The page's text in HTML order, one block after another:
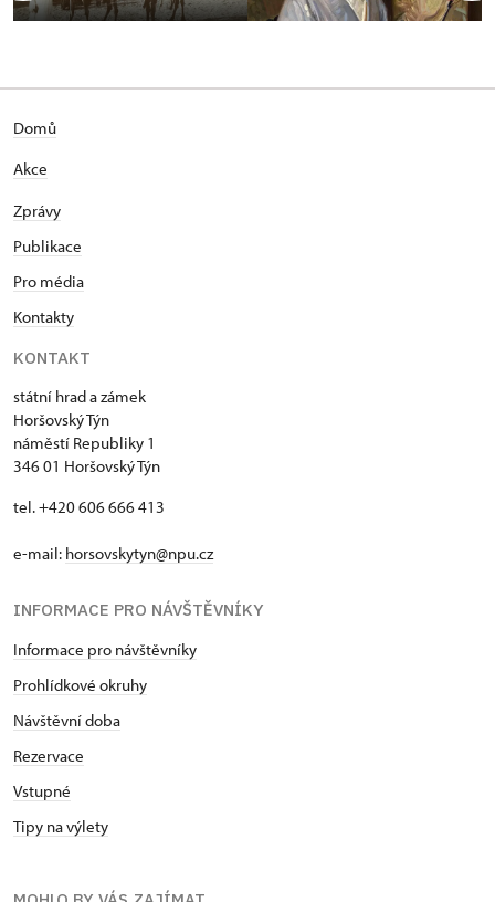
Domů
Akce
Zprávy
Publikace
Pro média
Kontakty
KONTAKT
státní hrad a zámek
Horšovský Týn
náměstí Republiky 1
346 01 Horšovský Týn
tel. +420 606 666 413
e-mail: horsovskytyn@npu.cz
INFORMACE PRO NÁVŠTĚVNÍKY
Informace pro návštěvníky
Prohlídkové okruhy
Návštěvní doba
Rezervace
Vstupné
Tipy na výlety